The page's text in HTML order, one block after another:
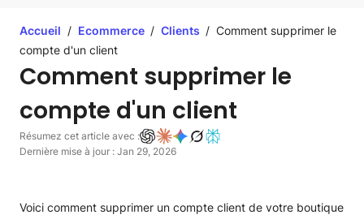
Accueil / Ecommerce / Clients / Comment supprimer le
compte d'un client
Comment supprimer le
compte d'un client
Résumez cet article avec :
Dernière mise à jour : Jan 29, 2026
Voici comment supprimer un compte client de votre boutique